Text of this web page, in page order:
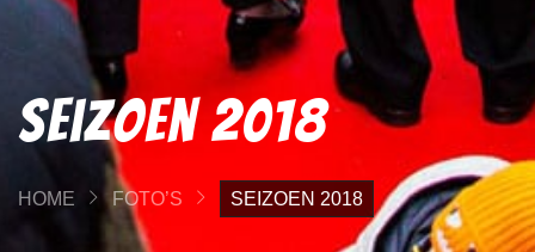
Seizoen 2018
HOME FOTO’S SEIZOEN 2018